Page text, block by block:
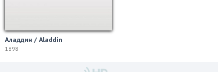
Аладдин / Aladdin
1898